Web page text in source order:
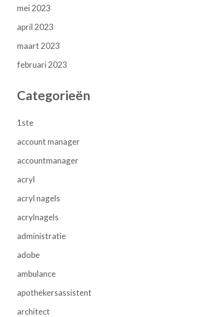
mei 2023
april 2023
maart 2023
februari 2023
Categorieën
1ste
account manager
accountmanager
acryl
acryl nagels
acrylnagels
administratie
adobe
ambulance
apothekersassistent
architect